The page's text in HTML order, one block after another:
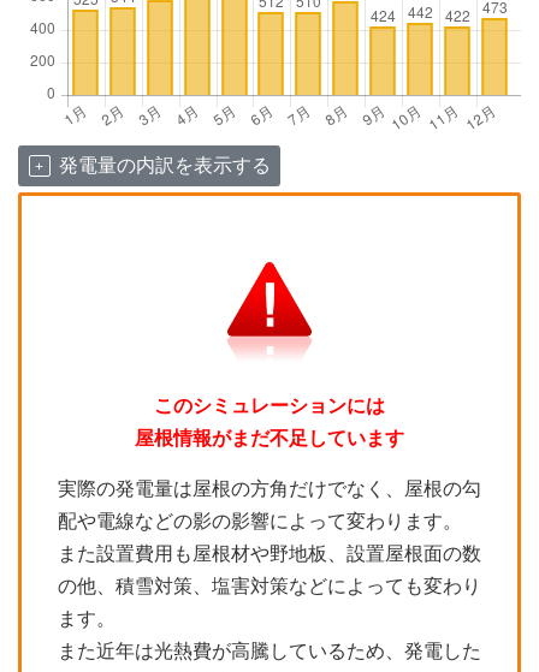
発電量の内訳を表示する
このシミュレーションには
屋根情報がまだ不足しています
実際の発電量は屋根の方角だけでなく、屋根の勾
配や電線などの影の影響によって変わります。
また設置費用も屋根材や野地板、設置屋根面の数
の他、積雪対策、塩害対策などによっても変わり
ます。
また近年は光熱費が高騰しているため、発電した